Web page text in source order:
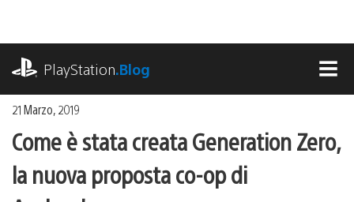
contenuto
PlayStation.Blog
21 Marzo, 2019
Come è stata creata Generation Zero,
la nuova proposta co-op di